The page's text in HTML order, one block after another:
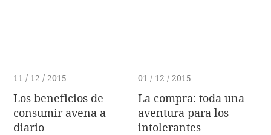
11 / 12 / 2015
Los beneficios de
consumir avena a
diario
01 / 12 / 2015
La compra: toda una
aventura para los
intolerantes